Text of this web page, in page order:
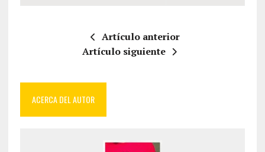
Artículo anterior
Artículo siguiente
ACERCA DEL AUTOR